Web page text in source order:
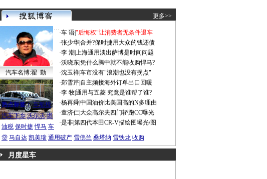
更多>>
汽车名博:翟 勤
帕萨特b6coupe谍照
·车 语|"后悔权"让消费者无条件退车
·张少华|合并?保时捷用大众的钱还债
·李 潮 上海通用淡出萨博是时间问题
·沃晓东|凭什么腾中就不能收购悍马?
·沈玉祥|车市没有"浪潮也没有拐点"
·郑雪芹| 自主频接海外订单出口回暖
·李 牧|通用与五菱 究竟是谁帮了谁?
·杨再舜|中国油价比美国高的N多理由
·童济仁|大众高尔夫四门轿跑CC曝光
·是非|第四代本田CR-V描绘图曝光/图
热点标签： 车船税
汽车下乡 沃尔沃 燃
油税 保时捷 悍马 车
贷 马自达 凯美瑞 通用破产 雪佛兰 桑塔纳 雪铁龙 收购
月度星车